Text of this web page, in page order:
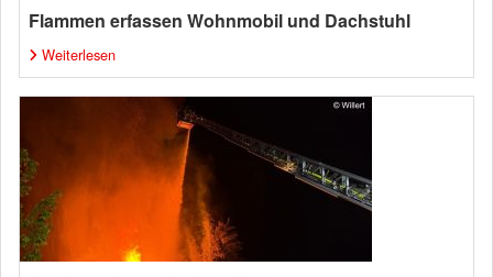
Flammen erfassen Wohnmobil und Dachstuhl
Weiterlesen